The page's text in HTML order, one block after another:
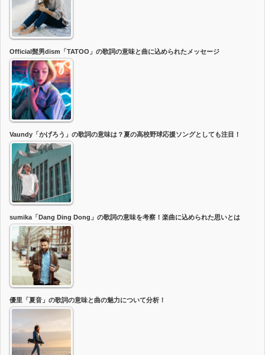
Official髭男dism「TATOO」の歌詞の意味と曲に込められたメッセージ
Vaundy「かげろう」の歌詞の意味は？夏の高校野球応援ソングとしても注目！
sumika「Dang Ding Dong」の歌詞の意味を考察！楽曲に込められた思いとは
優里「夏音」の歌詞の意味と曲の魅力について分析！